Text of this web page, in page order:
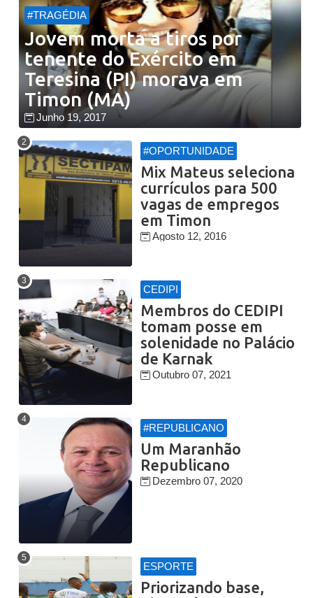
#TRAGÉDIA
Jovem morta a tiros por
tenente do Exército em
Teresina (PI) morava em
Timon (MA)
Junho 19, 2017
#OPORTUNIDADE
Mix Mateus seleciona
currículos para 500
vagas de empregos
em Timon
Agosto 12, 2016
CEDIPI
Membros do CEDIPI
tomam posse em
solenidade no Palácio
de Karnak
Outubro 07, 2021
#REPUBLICANO
Um Maranhão
Republicano
Dezembro 07, 2020
ESPORTE
Priorizando base,